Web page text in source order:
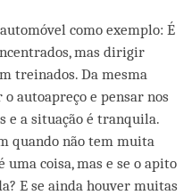
como exemplo: É
mas dirigir
treinados. Da mesma
autoapreço e pensar nos
e a situação é tranquila.
quando não tem muita
coisa, mas e se o apito
E se ainda houver muitas